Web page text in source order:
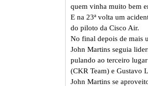
quem vinha muito bem
E na 23ª volta um
do piloto da Cisco Air.
No final depois de mais
John Martins seguia
pulando ao terceiro
(CKR Team) e Gustavo
John Martins se